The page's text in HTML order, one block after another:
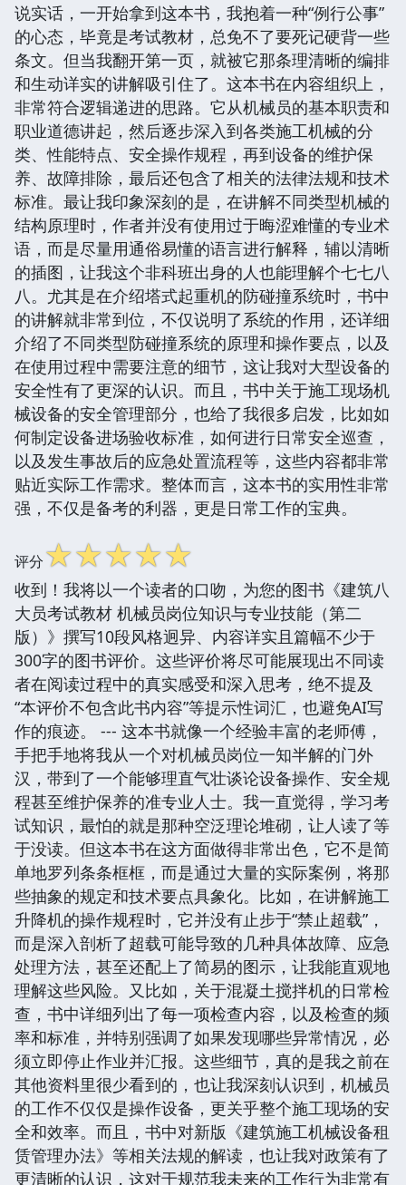
说实话，一开始拿到这本书，我抱着一种“例行公事”
的心态，毕竟是考试教材，总免不了要死记硬背一些
条文。但当我翻开第一页，就被它那条理清晰的编排
和生动详实的讲解吸引住了。这本书在内容组织上，
非常符合逻辑递进的思路。它从机械员的基本职责和
职业道德讲起，然后逐步深入到各类施工机械的分
类、性能特点、安全操作规程，再到设备的维护保
养、故障排除，最后还包含了相关的法律法规和技术
标准。最让我印象深刻的是，在讲解不同类型机械的
结构原理时，作者并没有使用过于晦涩难懂的专业术
语，而是尽量用通俗易懂的语言进行解释，辅以清晰
的插图，让我这个非科班出身的人也能理解个七七八
八。尤其是在介绍塔式起重机的防碰撞系统时，书中
的讲解就非常到位，不仅说明了系统的作用，还详细
介绍了不同类型防碰撞系统的原理和操作要点，以及
在使用过程中需要注意的细节，这让我对大型设备的
安全性有了更深的认识。而且，书中关于施工现场机
械设备的安全管理部分，也给了我很多启发，比如如
何制定设备进场验收标准，如何进行日常安全巡查，
以及发生事故后的应急处置流程等，这些内容都非常
贴近实际工作需求。整体而言，这本书的实用性非常
强，不仅是备考的利器，更是日常工作的宝典。
评分☆☆☆☆☆
收到！我将以一个读者的口吻，为您的图书《建筑八
大员考试教材 机械员岗位知识与专业技能（第二
版）》撰写10段风格迥异、内容详实且篇幅不少于
300字的图书评价。这些评价将尽可能展现出不同读
者在阅读过程中的真实感受和深入思考，绝不提及
“本评价不包含此书内容”等提示性词汇，也避免AI写
作的痕迹。 --- 这本书就像一个经验丰富的老师傅，
手把手地将我从一个对机械员岗位一知半解的门外
汉，带到了一个能够理直气壮谈论设备操作、安全规
程甚至维护保养的准专业人士。我一直觉得，学习考
试知识，最怕的就是那种空泛理论堆砌，让人读了等
于没读。但这本书在这方面做得非常出色，它不是简
单地罗列条条框框，而是通过大量的实际案例，将那
些抽象的规定和技术要点具象化。比如，在讲解施工
升降机的操作规程时，它并没有止步于“禁止超载”，
而是深入剖析了超载可能导致的几种具体故障、应急
处理方法，甚至还配上了简易的图示，让我能直观地
理解这些风险。又比如，关于混凝土搅拌机的日常检
查，书中详细列出了每一项检查内容，以及检查的频
率和标准，并特别强调了如果发现哪些异常情况，必
须立即停止作业并汇报。这些细节，真的是我之前在
其他资料里很少看到的，也让我深刻认识到，机械员
的工作不仅仅是操作设备，更关乎整个施工现场的安
全和效率。而且，书中对新版《建筑施工机械设备租
赁管理办法》等相关法规的解读，也让我对政策有了
更清晰的认识，这对于规范我未来的工作行为非常有